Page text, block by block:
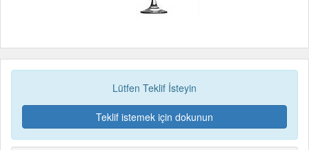
Lütfen Teklif İsteyin
Teklif istemek için dokunun